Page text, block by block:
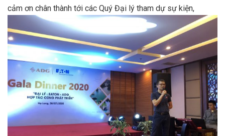
cảm ơn chân thành tới các Quý Đại lý tham dự sự kiện,